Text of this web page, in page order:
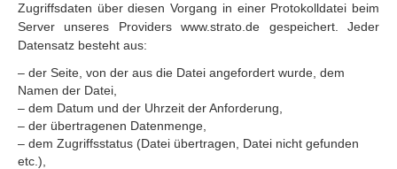
Zugriffsdaten über diesen Vorgang in einer Protokolldatei beim
Server unseres Providers www.strato.de gespeichert. Jeder
Datensatz besteht aus:
– der Seite, von der aus die Datei angefordert wurde, dem
Namen der Datei,
– dem Datum und der Uhrzeit der Anforderung,
– der übertragenen Datenmenge,
– dem Zugriffsstatus (Datei übertragen, Datei nicht gefunden
etc.),